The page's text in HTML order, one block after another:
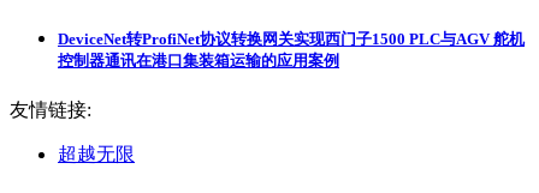
DeviceNet转ProfiNet协议转换网关实现西门子1500 PLC与AGV 舵机
控制器通讯在港口集装箱运输的应用案例
友情链接:
超越无限